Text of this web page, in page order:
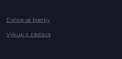
E-shop se šperky
Výkup a zástava